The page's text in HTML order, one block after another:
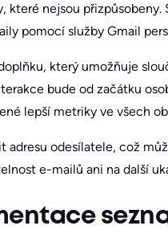
které nejsou
pomocí služby Gmail
který umožňuje
bude od začátku
lepší metriky ve všech
adresu odesílatele, což
e-mailů ani na další